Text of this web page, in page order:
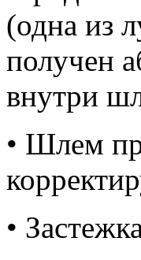
(одна из
получен
внутри
• Шлем
•